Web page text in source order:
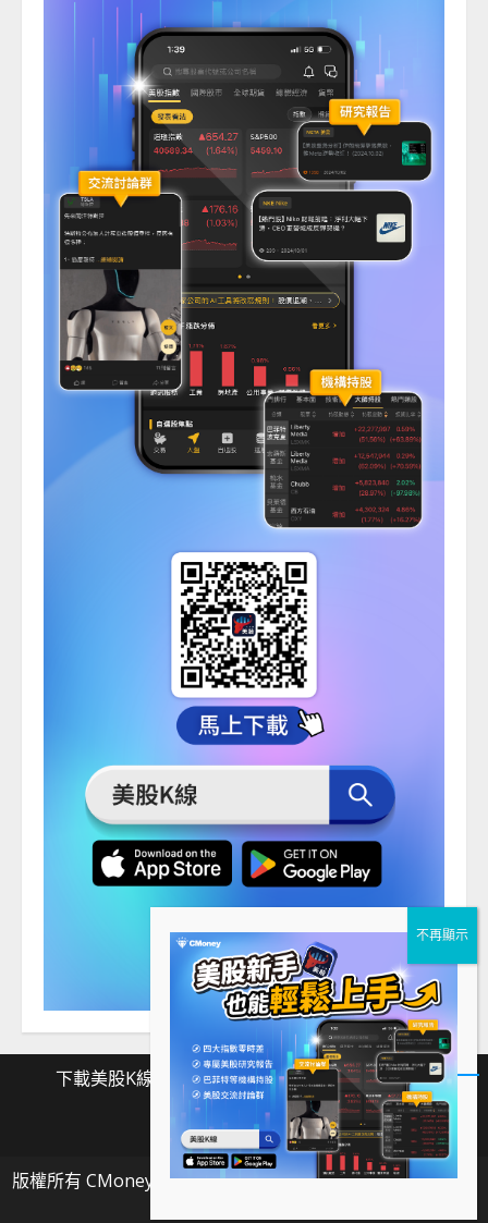
下載美股K線 Facebook Instagram Twitter
載
美
股
Facebook
Instagram
Twitter
版權所有 CMoney 全曜財經資訊股份有限公司|MoreNews